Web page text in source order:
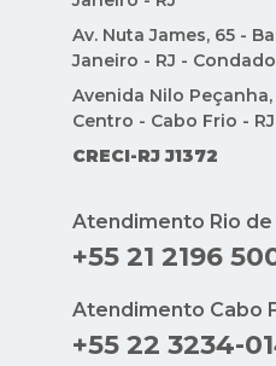
Av. Nuta James, 65 -
Janeiro - RJ -
Avenida Nilo Peçanha,
Centro - Cabo Frio - RJ
CRECI-RJ J1372
Atendimento Rio de
+55 21 2196
Atendimento Cabo
+55 22 3234-